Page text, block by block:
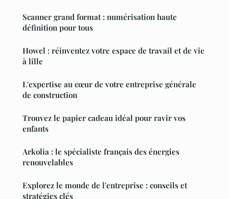
Scanner grand format : numérisation haute
définition pour tous
Howel : réinventez votre espace de travail et de vie
à lille
L'expertise au cœur de votre entreprise générale
de construction
Trouvez le papier cadeau idéal pour ravir vos
enfants
Arkolia : le spécialiste français des énergies
renouvelables
Explorez le monde de l'entreprise : conseils et
stratégies clés